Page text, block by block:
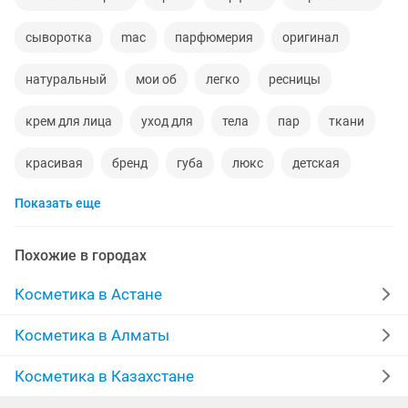
сыворотка mac парфюмерия оригинал
натуральный мои об легко ресницы
крем для лица уход для тела пар ткани
красивая бренд губа люкс детская
черная spf 50
ресницы для наращивания ресниц
длинные beauty
руки а рук описании
Показать еще
Похожие в городах
Косметика в Астане
Косметика в Алматы
Косметика в Казахстане